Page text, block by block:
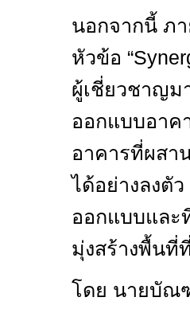
นอกจากนี้ ภ
หัวข้อ “
ผู้เชี่ยวชาญม
ออกแบบอาค
อาคารที่ผสา
ได้อย่างลงตั
ออกแบบและ
มุ่งสร้างพื้นที่
โดย นายบัณ